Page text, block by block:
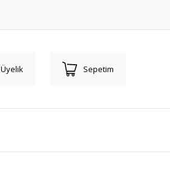
Üyelik Sepetim